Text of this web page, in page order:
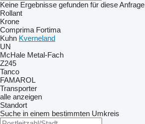
Keine Ergebnisse gefunden für diese Anfrage
Rollant
Krone
Comprima Fortima
Kuhn Kverneland
UN
McHale Metal-Fach
Z245
Tanco
FAMAROL
Transporter
alle anzeigen
Standort
Suche in einem bestimmten Umkreis